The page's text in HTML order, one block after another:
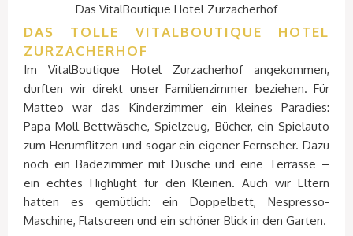
Das VitalBoutique Hotel Zurzacherhof
DAS TOLLE VITALBOUTIQUE HOTEL
ZURZACHERHOF
Im VitalBoutique Hotel Zurzacherhof angekommen,
durften wir direkt unser Familienzimmer beziehen. Für
Matteo war das Kinderzimmer ein kleines Paradies:
Papa-Moll-Bettwäsche, Spielzeug, Bücher, ein Spielauto
zum Herumflitzen und sogar ein eigener Fernseher. Dazu
noch ein Badezimmer mit Dusche und eine Terrasse –
ein echtes Highlight für den Kleinen. Auch wir Eltern
hatten es gemütlich: ein Doppelbett, Nespresso-
Maschine, Flatscreen und ein schöner Blick in den Garten.